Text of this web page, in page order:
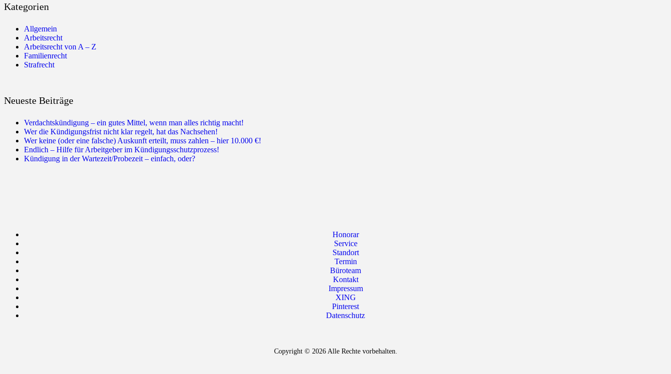
Kategorien
Allgemein
Arbeitsrecht
Arbeitsrecht von A – Z
Familienrecht
Strafrecht
Neueste Beiträge
Verdachtskündigung – ein gutes Mittel, wenn man alles richtig macht!
Wer die Kündigungsfrist nicht klar regelt, hat das Nachsehen!
Wer keine (oder eine falsche) Auskunft erteilt, muss zahlen – hier 10.000 €!
Endlich – Hilfe für Arbeitgeber im Kündigungsschutzprozess!
Kündigung in der Wartezeit/Probezeit – einfach, oder?
Honorar
Service
Standort
Termin
Büroteam
Kontakt
Impressum
XING
Pinterest
Datenschutz
Copyright © 2026 Alle Rechte vorbehalten.